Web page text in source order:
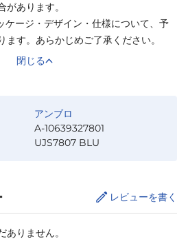
あります。
ージ・デザイン・仕様について、予
す。あらかじめご了承ください。
閉じる
アンブロ
A-10639327801
UJS7807 BLU
レビューを書く
りません。